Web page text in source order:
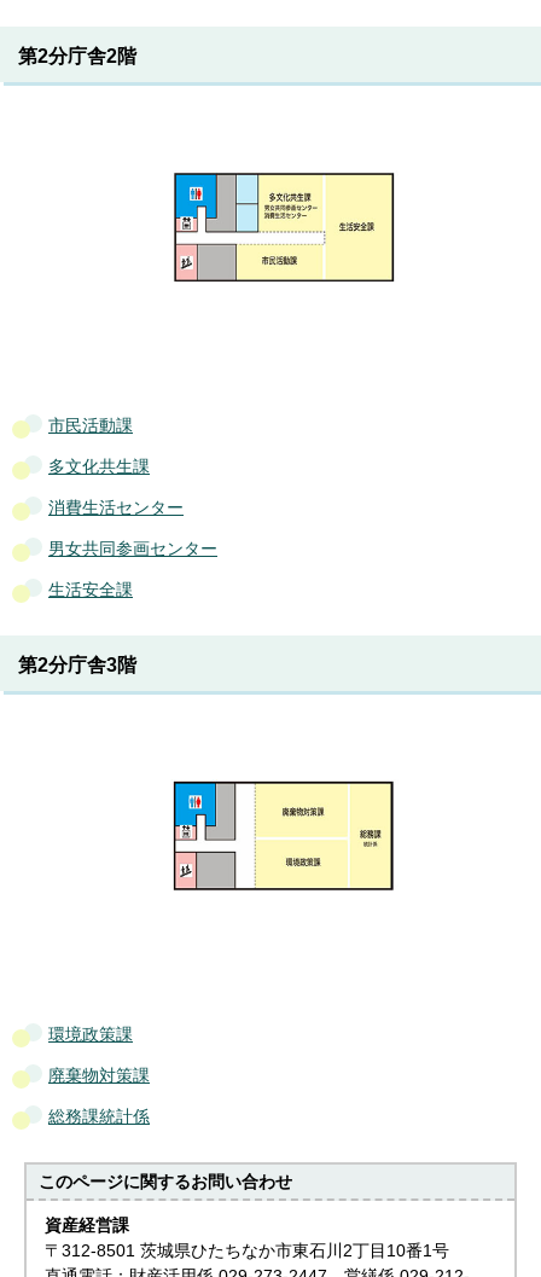
第2分庁舎2階
市民活動課
多文化共生課
消費生活センター
男女共同参画センター
生活安全課
第2分庁舎3階
環境政策課
廃棄物対策課
総務課統計係
このページに関するお問い合わせ
資産経営課
〒312-8501 茨城県ひたちなか市東石川2丁目10番1号